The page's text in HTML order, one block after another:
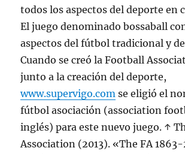
todos los aspectos del deporte en
El juego denominado bossaball
aspectos del fútbol tradicional y
Cuando se creó la Football
junto a la creación del deporte,
www.supervigo.com se eligió el
fútbol asociación (association
inglés) para este nuevo juego. ↑
Association (2013). «The FA